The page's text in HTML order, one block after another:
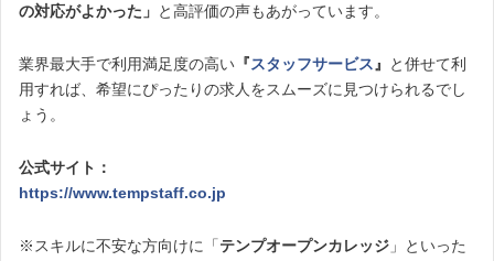
の対応がよかった」 と高評価の声もあがっています。
業界最大手で利用満足度の高い 『スタッフサービス 』
と併せて利
用すれば、希望にぴったりの求人をスムーズに見つけられるでし
ょう。
公式サイト：
https://www.tempstaff.co.jp
※スキルに不安な方向けに「テンプオープンカレッジ 」といった